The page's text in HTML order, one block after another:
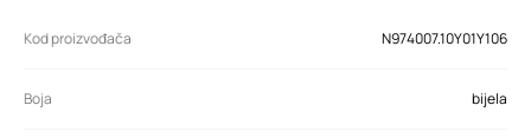
Kod proizvođača N974007.10Y01Y106
Boja bijela